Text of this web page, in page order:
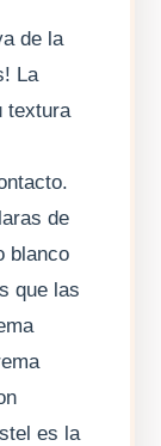
de la
La
textura
de
blanco
que las
es la